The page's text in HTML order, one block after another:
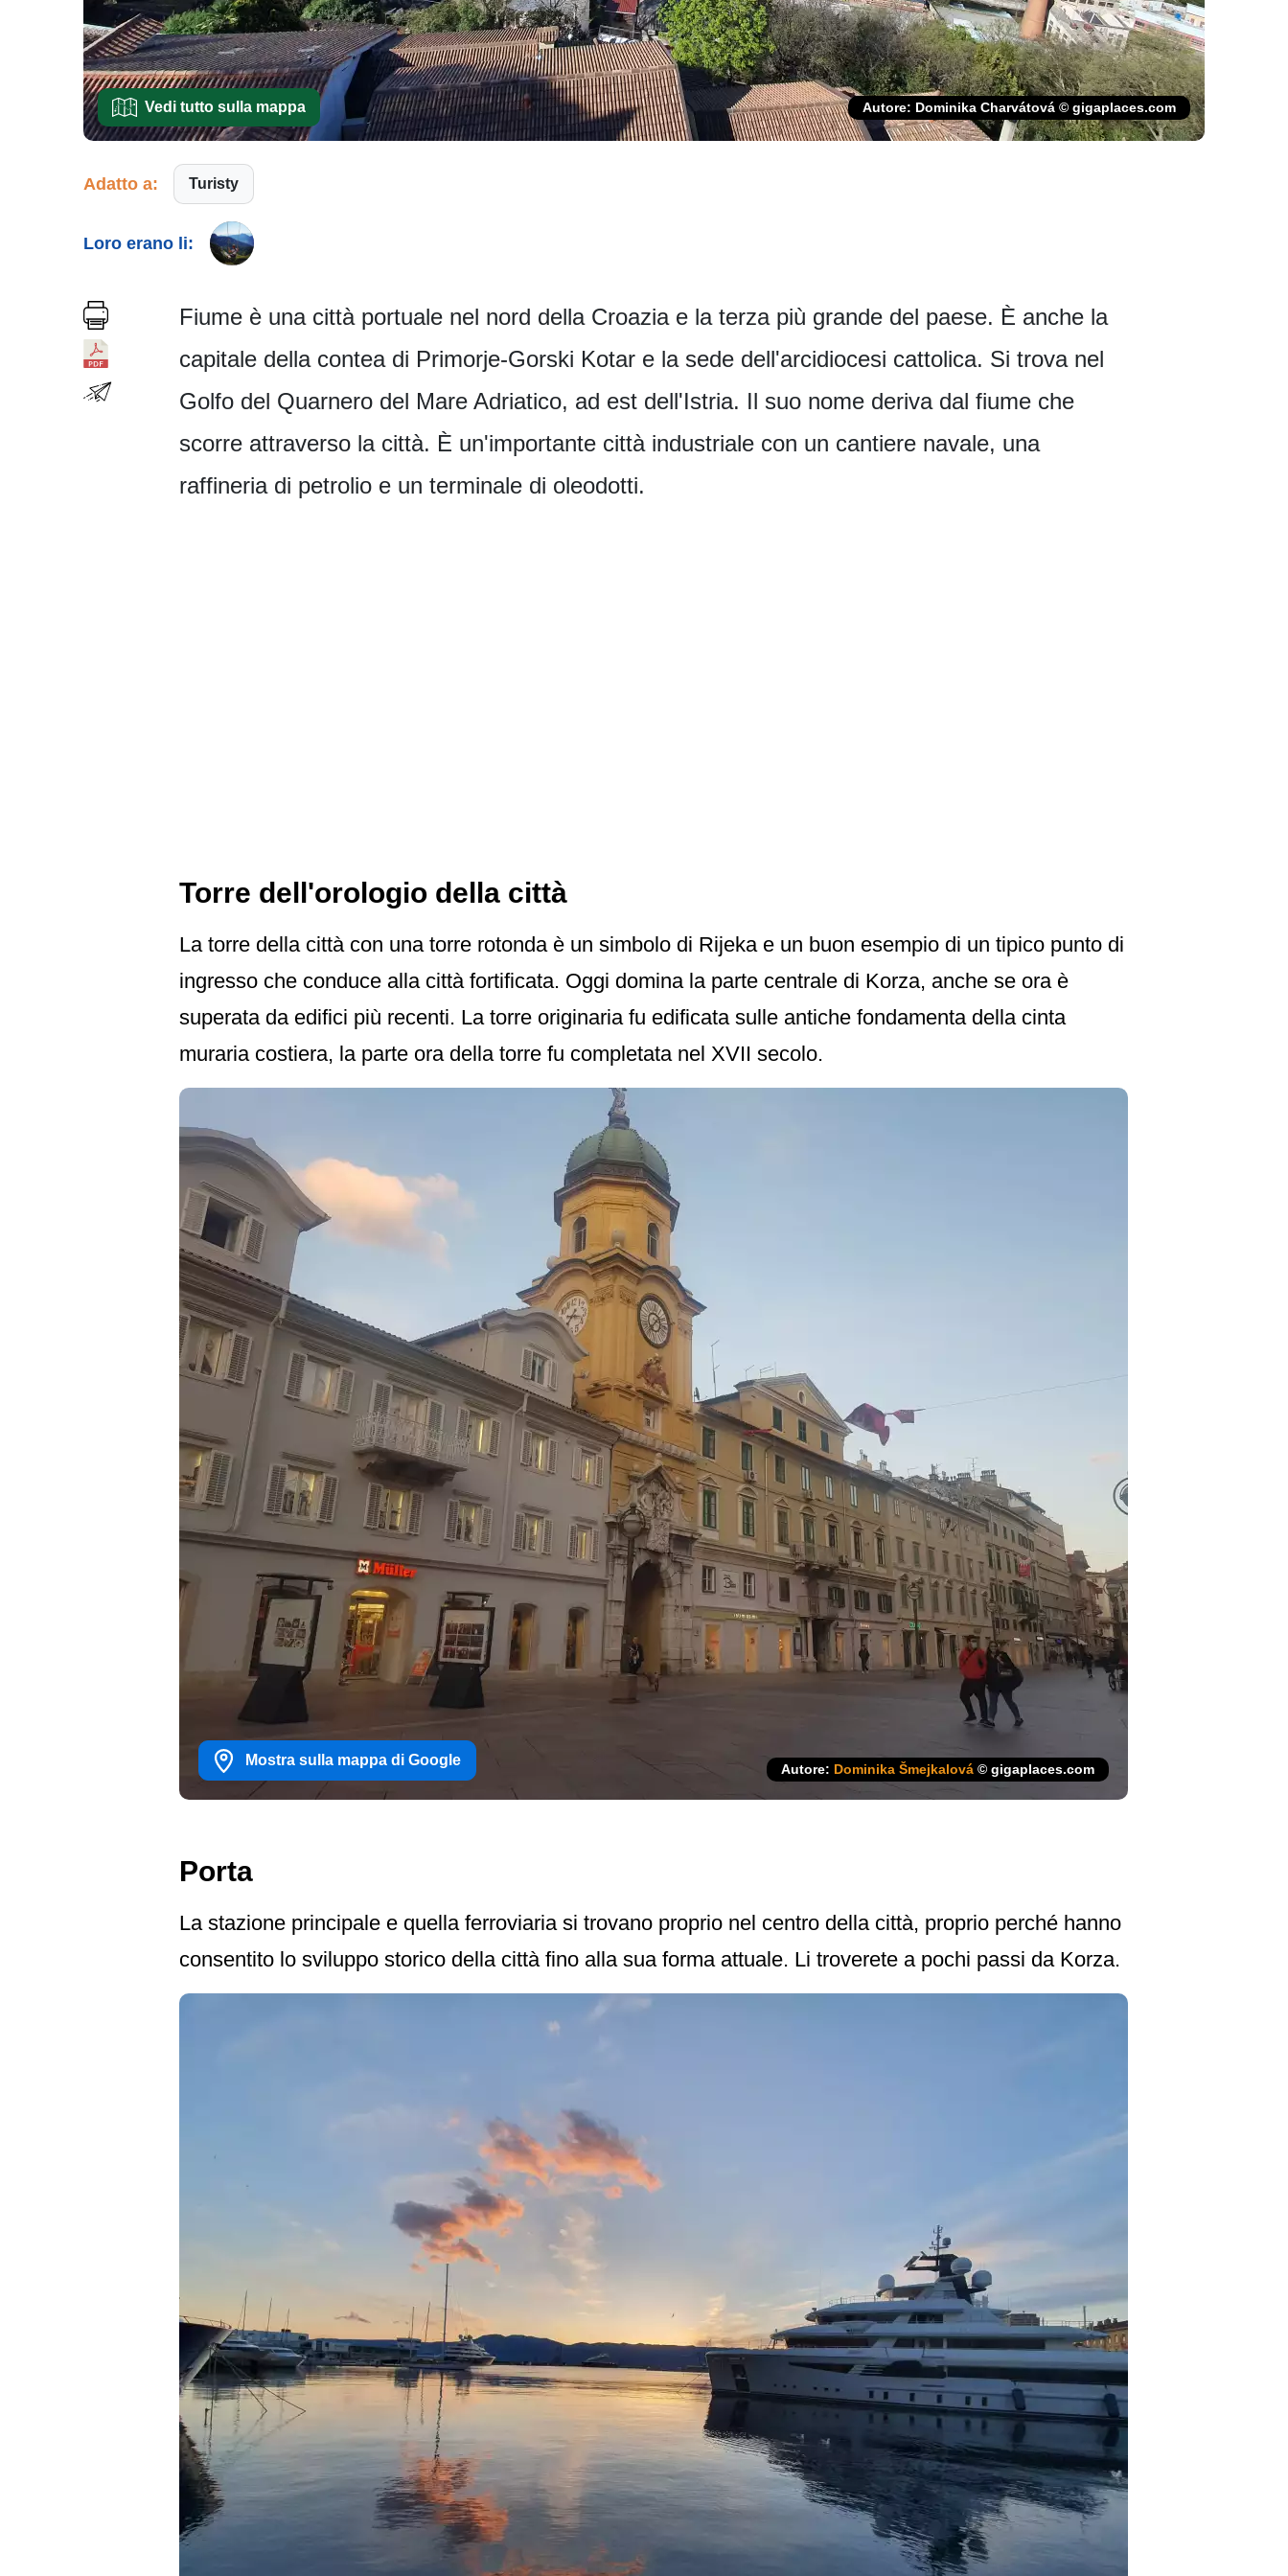
Vedi tutto sulla mappa Autore: Dominika Charvátová © gigaplaces.com
Adatto a: Turisty
Loro erano li:
Fiume è una città portuale nel nord della Croazia e la terza più grande del paese. È anche la
capitale della contea di Primorje-Gorski Kotar e la sede dell'arcidiocesi cattolica. Si trova nel
Golfo del Quarnero del Mare Adriatico, ad est dell'Istria. Il suo nome deriva dal fiume che
scorre attraverso la città. È un'importante città industriale con un cantiere navale, una
raffineria di petrolio e un terminale di oleodotti.
Torre dell'orologio della città
La torre della città con una torre rotonda è un simbolo di Rijeka e un buon esempio di un tipico punto di
ingresso che conduce alla città fortificata. Oggi domina la parte centrale di Korza, anche se ora è
superata da edifici più recenti. La torre originaria fu edificata sulle antiche fondamenta della cinta
muraria costiera, la parte ora della torre fu completata nel XVII secolo.
Mostra sulla mappa di Google
Autore: Dominika Šmejkalová © gigaplaces.com
Porta
La stazione principale e quella ferroviaria si trovano proprio nel centro della città, proprio perché hanno
consentito lo sviluppo storico della città fino alla sua forma attuale. Li troverete a pochi passi da Korza.